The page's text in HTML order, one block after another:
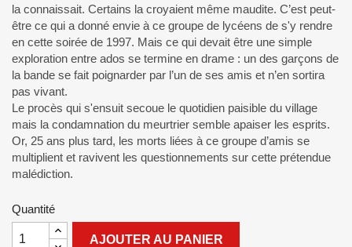
la connaissait. Certains la croyaient même maudite. C’est peut-
être ce qui a donné envie à ce groupe de lycéens de s'y rendre
en cette soirée de 1997. Mais ce qui devait être une simple
exploration entre ados se termine en drame : un des garçons de
la bande se fait poignarder par l’un de ses amis et n’en sortira
pas vivant.
Le procès qui s'ensuit secoue le quotidien paisible du village
mais la condamnation du meurtrier semble apaiser les esprits.
Or, 25 ans plus tard, les morts liées à ce groupe d’amis se
multiplient et ravivent les questionnements sur cette prétendue
malédiction.
Quantité
AJOUTER AU PANIER